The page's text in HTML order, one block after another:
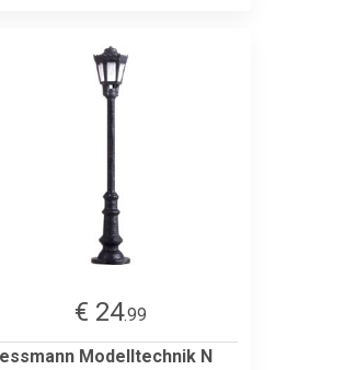
€ 24.99
Modelltechnik N